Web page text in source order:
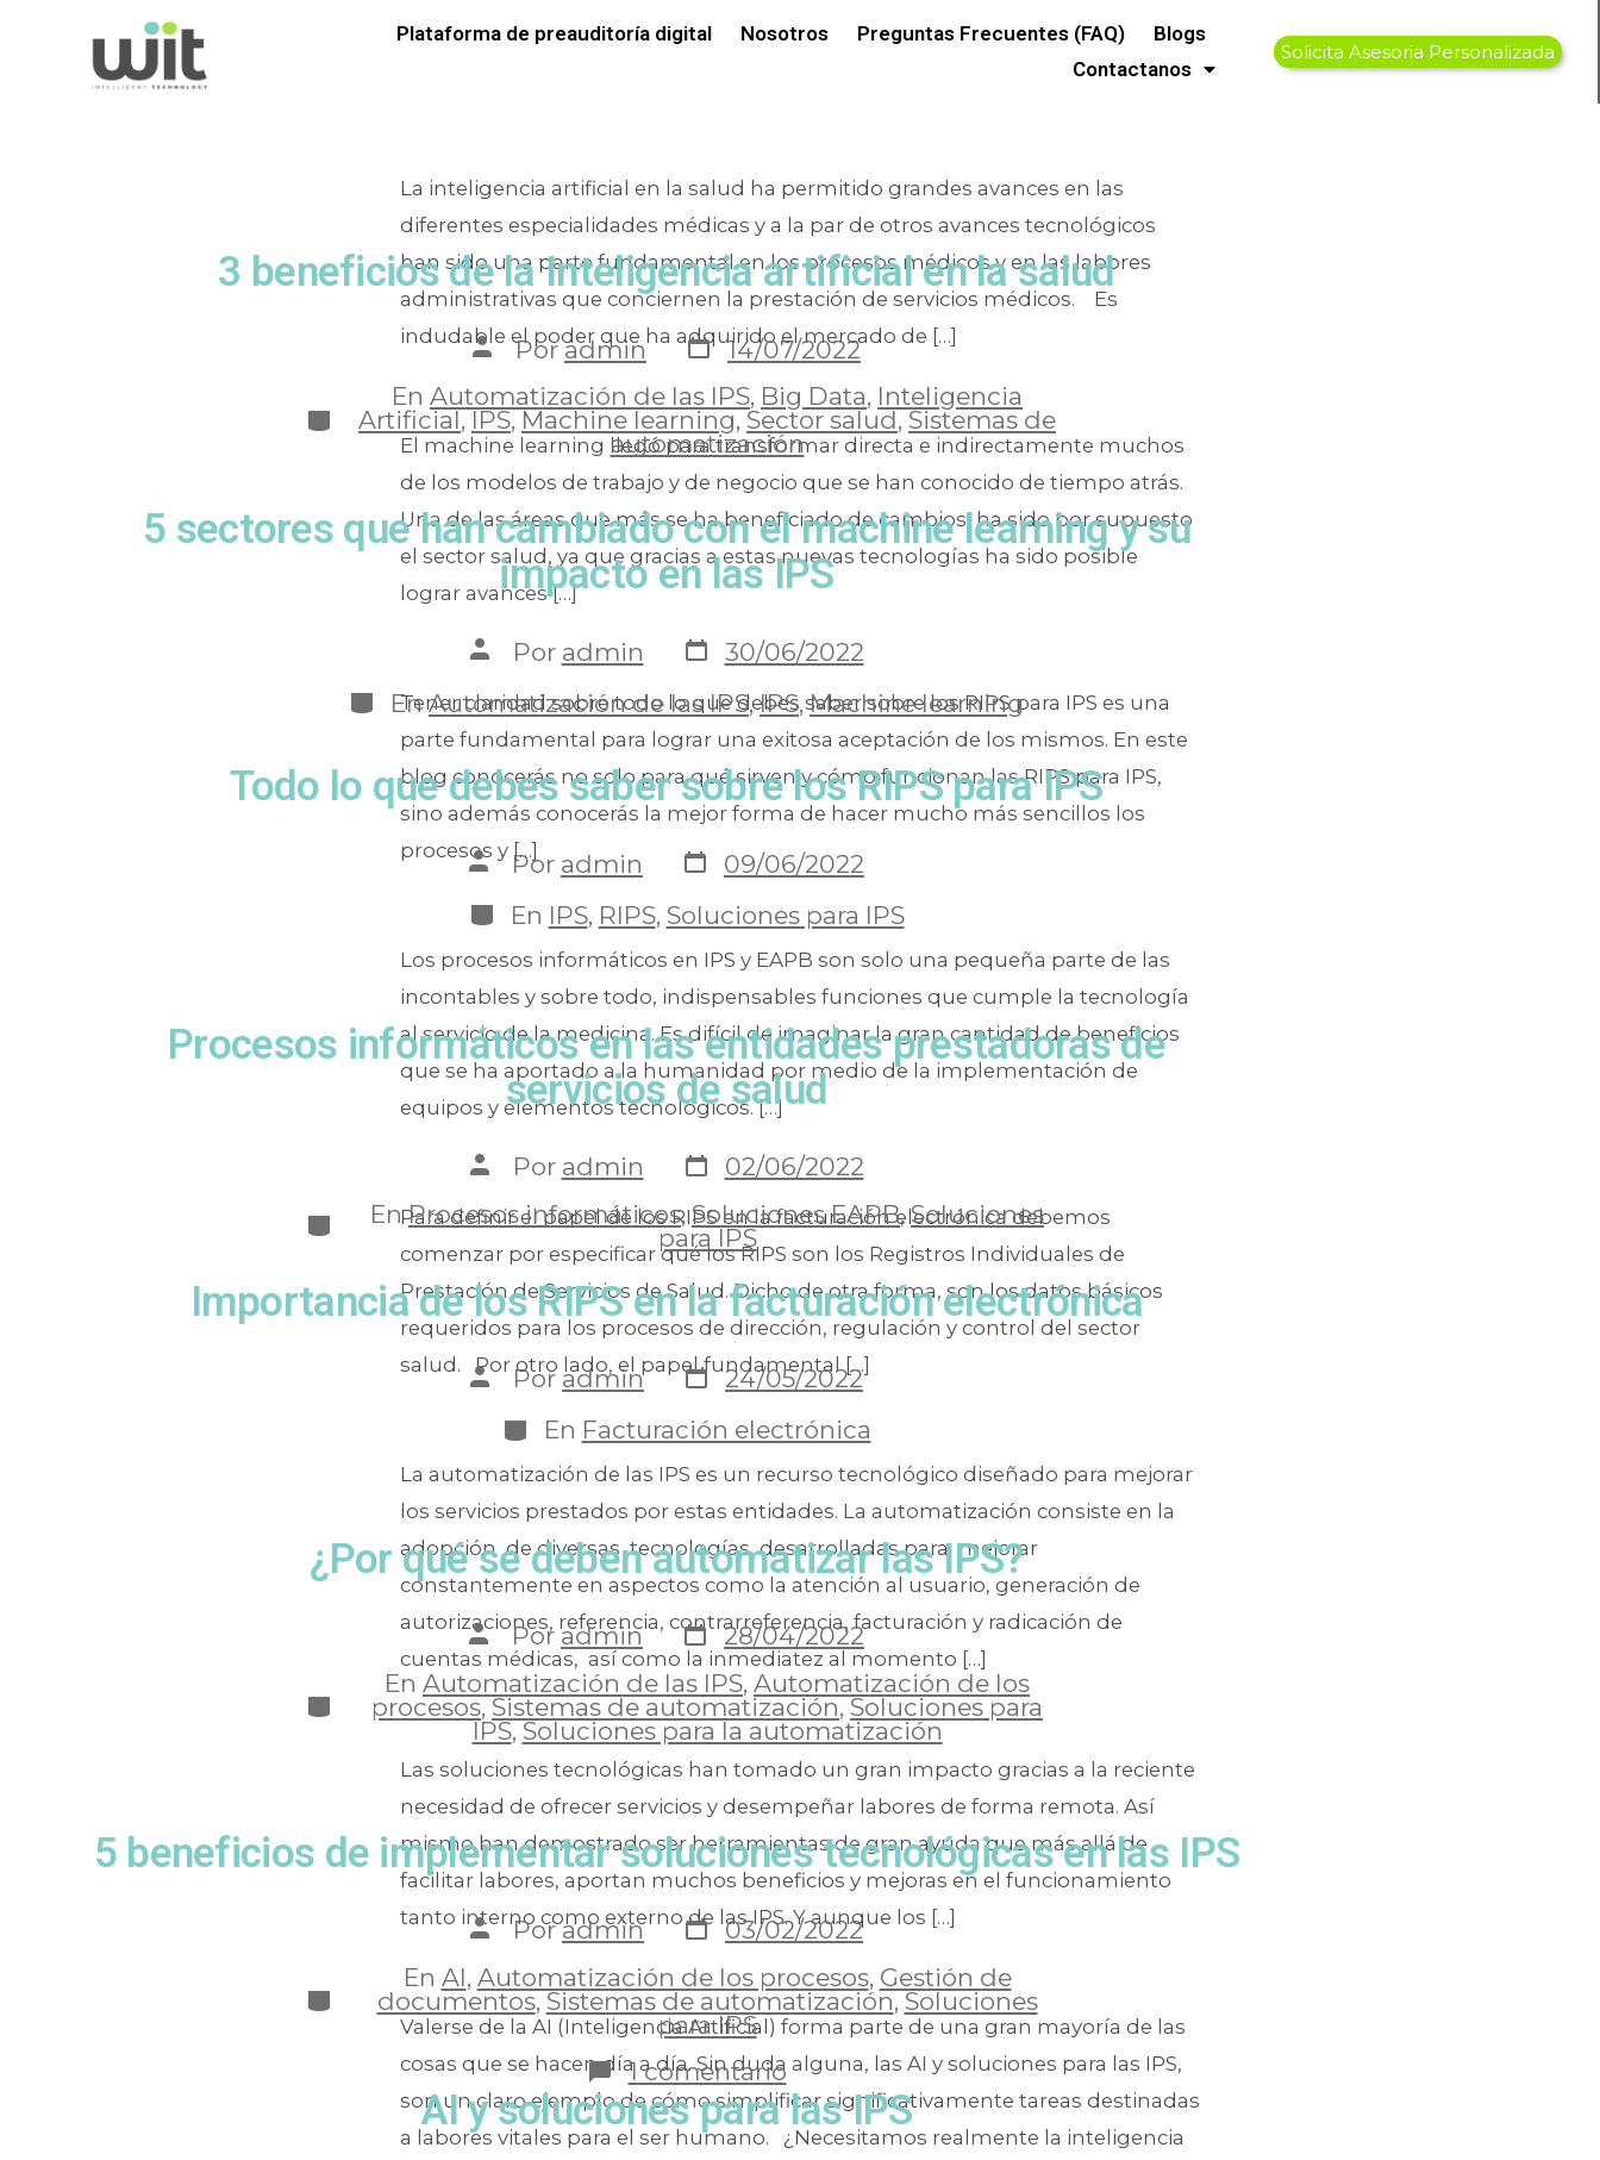
Plataforma de preauditoría digital Nosotros Preguntas Frecuentes (FAQ)
Blogs
Contactanos
Solicita Asesoria Personalizada
Etiqueta:automatización
3 beneficios de la Inteligencia artificial en la salud
Poradmin
14/07/2022
En Automatización de las IPS, Big Data, Inteligencia
Artificial, IPS, Machine learning, Sector salud, Sistemas de
automatización
La inteligencia artificial en la salud ha permitido grandes avances en las
diferentes especialidades médicas y a la par de otros avances tecnológicos
han sido una parte fundamental en los procesos médicos y en las labores
administrativas que conciernen la prestación de servicios médicos. Es
indudable el poder que ha adquirido el mercado de […]
5 sectores que han cambiado con el machine learning y su
impacto en las IPS
Por admin
30/06/2022
EnAutomatización de las IPS,IPS,Machine learning
El machine learning llegó para transformar directa e indirectamente muchos
de los modelos de trabajo y de negocio que se han conocido de tiempo atrás.
Una de las áreas que más se ha beneficiado de cambios, ha sido por supuesto
el sector salud, ya que gracias a estas nuevas tecnologías ha sido posible
lograr avances […]
Todo lo que debes saber sobre los RIPS para IPS
Por admin
09/06/2022
En IPS, RIPS, Soluciones para IPS
Tener claridad sobre todo lo que debes saber sobre los RIPS para IPS es una
parte fundamental para lograr una exitosa aceptación de los mismos. En este
blog conocerás no solo para qué sirven y cómo funcionan las RIPS para IPS,
sino además conocerás la mejor forma de hacer mucho más sencillos los
procesos y […]
Procesos informáticos en las entidades prestadoras de
servicios de salud
Por admin
02/06/2022
EnProcesos informáticos,Soluciones EAPB,Soluciones
para IPS
Los procesos informáticos en IPS y EAPB son solo una pequeña parte de las
incontables y sobre todo, indispensables funciones que cumple la tecnología
al servicio de la medicina. Es difícil de imaginar la gran cantidad de beneficios
que se ha aportado a la humanidad por medio de la implementación de
equipos y elementos tecnológicos. […]
Importancia de los RIPS en la facturación electrónica
Por admin
24/05/2022
En Facturación electrónica
Para definir el papel de los RIPS en la facturación electrónica debemos
comenzar por especificar qué los RIPS son los Registros Individuales de
Prestación de Servicios de Salud. Dicho de otra forma, son los datos básicos
requeridos para los procesos de dirección, regulación y control del sector
salud. Por otro lado, el papel fundamental […]
¿Por qué se deben automatizar las IPS?
Poradmin
28/04/2022
En Automatización de las IPS, Automatización de los
procesos,Sistemas de automatización,Soluciones para
IPS,Soluciones para la automatización
La automatización de las IPS es un recurso tecnológico diseñado para mejorar
los servicios prestados por estas entidades. La automatización consiste en la
adopción de diversas tecnologías, desarrolladas para mejorar
constantemente en aspectos como la atención al usuario, generación de
autorizaciones, referencia, contrarreferencia, facturación y radicación de
cuentas médicas, así como la inmediatez al momento […]
5 beneficios de implementar soluciones tecnológicas en las IPS
Poradmin
03/02/2022
En AI, Automatización de los procesos, Gestión de
documentos,Sistemas de automatización,Soluciones
para IPS
1 comentario
Las soluciones tecnológicas han tomado un gran impacto gracias a la reciente
necesidad de ofrecer servicios y desempeñar labores de forma remota. Así
mismo han demostrado ser herramientas de gran ayuda que más allá de
facilitar labores, aportan muchos beneficios y mejoras en el funcionamiento
tanto interno como externo de las IPS. Y aunque los […]
AI y soluciones para las IPS
Valerse de la AI (Inteligencia Artificial) forma parte de una gran mayoría de las
cosas que se hacen día a día. Sin duda alguna, las AI y soluciones para las IPS,
son un claro ejemplo de cómo simplificar significativamente tareas destinadas
a labores vitales para el ser humano. ¿Necesitamos realmente la inteligencia